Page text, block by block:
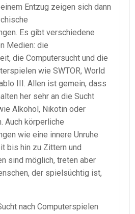
Entzug zeigen sich dann
Es gibt verschiedene
Medien: die
die Computersucht und die
wie SWTOR, World
III. Allen ist gemein, dass
her sehr an die Sucht
Alkohol, Nikotin oder
Auch körperliche
wie eine innere Unruhe
bis hin zu Zittern und
sind möglich, treten aber
der spielsüchtig ist,
nach Computerspielen